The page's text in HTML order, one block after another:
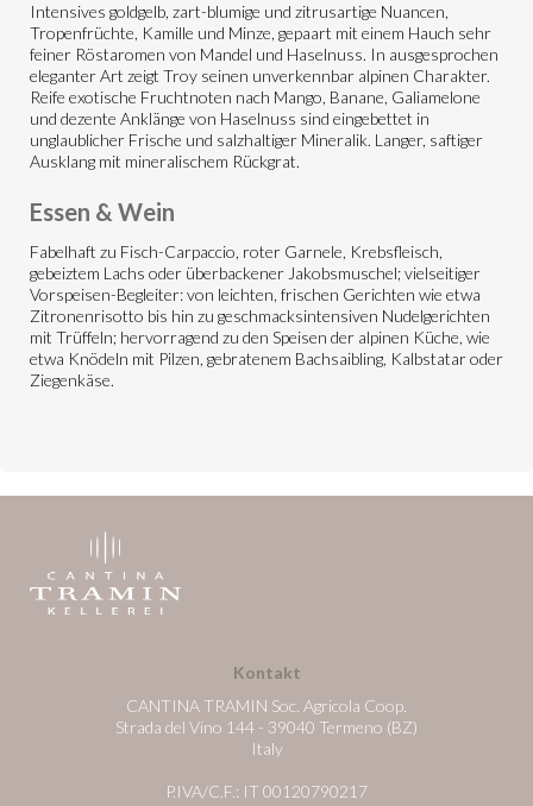
Intensives goldgelb, zart-blumige und zitrusartige Nuancen,
Tropenfrüchte, Kamille und Minze, gepaart mit einem Hauch sehr
feiner Röstaromen von Mandel und Haselnuss. In ausgesprochen
eleganter Art zeigt Troy seinen unverkennbar alpinen Charakter.
Reife exotische Fruchtnoten nach Mango, Banane, Galiamelone
und dezente Anklänge von Haselnuss sind eingebettet in
unglaublicher Frische und salzhaltiger Mineralik. Langer, saftiger
Ausklang mit mineralischem Rückgrat.
Essen & Wein
Fabelhaft zu Fisch-Carpaccio, roter Garnele, Krebsfleisch,
gebeiztem Lachs oder überbackener Jakobsmuschel; vielseitiger
Vorspeisen-Begleiter: von leichten, frischen Gerichten wie etwa
Zitronenrisotto bis hin zu geschmacksintensiven Nudelgerichten
mit Trüffeln; hervorragend zu den Speisen der alpinen Küche, wie
etwa Knödeln mit Pilzen, gebratenem Bachsaibling, Kalbstatar oder
Ziegenkäse.
Kontakt
CANTINA TRAMIN Soc. Agricola Coop.
Strada del Vino 144 - 39040 Termeno (BZ)
Italy
P.IVA/C.F.: IT 00120790217